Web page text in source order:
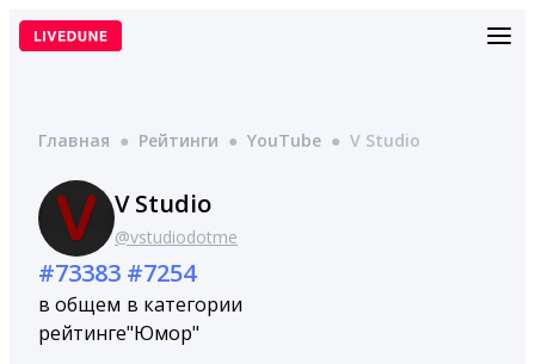
Перейти
Главная ● Рейтинги ● YouTube ● V Studio
V Studio
@vstudiodotme
#73383
в общем
рейтинге
#7254
в категории
"Юмор"